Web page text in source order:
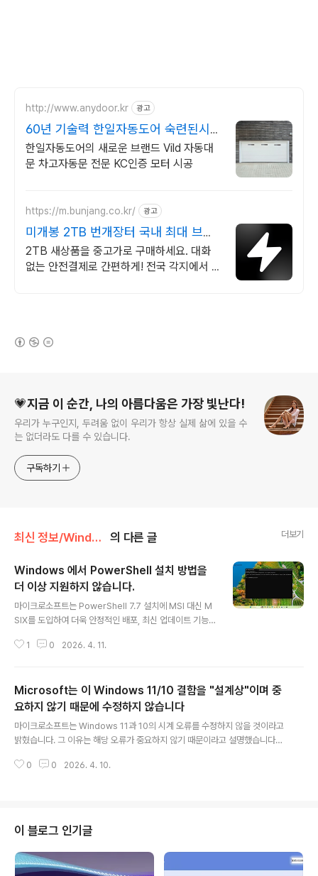
http://www.anydoor.kr 광고
60년 기술력 한일자동도어 숙련된시공
팀 AS전담팀운영
한일자동도어의 새로운 브랜드 Vild 자동대
문 차고자동문 전문 KC인증 모터 시공
https://m.bunjang.co.kr/ 광고
미개봉 2TB 번개장터 국내 최대 브랜
드 중고거래
2TB 새상품을 중고가로 구매하세요. 대화
없는 안전결제로 간편하게! 전국 각지에서 올
💗지금 이 순간, 나의 아름다움은 가장 빛난다!
우리가 누구인지, 두려움 없이 우리가 항상 실제 삶에 있을 수
는 없더라도 다를 수 있습니다.
구독하기
최신 정보/Windows 의 다른 글 더보기
Windows 에서 PowerShell 설치 방법을
더 이상 지원하지 않습니다.
마이크로소프트는 PowerShell 7.7 설치에 MSI 대신 M
SIX를 도입하여 더욱 안정적인 배포, 최신 업데이트 기능,
은 사용자가 작업을 자동화하고, 구성을 관리하며, 기타 시
차례에 걸쳐 2026년까지 다양한 개선 계획을 통해 이 기
본 Windows 유틸리티를 향상시킬 것이라고 밝혔습니다.
이제 마이크로소프트는 PowerShell 버전 설치를 간소화
하는 한 가지 방법을 공개했습니다.이달 말 출시 예정인 P
owerShell 7.7-preview.1부터 마이크로소프트는 MSI
설치 패키지 대신 MSIX를 사용할 예정입니다. 마이크로
1 0 2026. 4. 11.
Microsoft는 이 Windows 11/10 결함을 "설계상"이며 중
요하지 않기 때문에 수정하지 않습니다
마이크로소프트는 Windows 11과 10의 시계 오류를 수정하지 않을 것이라고
밝혔습니다. 그 이유는 해당 오류가 중요하지 않기 때문이라고 설명했습니다최
중 하나로 호환성 문제를 꼽았습니다. 당시 문제는 앱이 아예 작동하지 않을 정
하지 않을 것이라고 밝혔습니다. 그 이유는 해당 오류가 "의도된 설계"이며, 수
정하는 것이 중요하지 않기 때문이라고 설명했습니다.무슨 오류인지 궁금해하
시는 분들을 위해 설..
0 0 2026. 4. 10.
이 블로그 인기글